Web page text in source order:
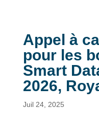
Appel à
pour les
Smart
2026,
Juil 24, 2025